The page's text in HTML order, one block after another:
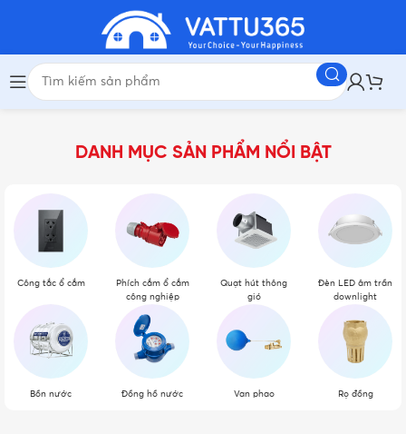
DANH MỤC SẢN PHẨM NỔI BẬT
Công tắc ổ cắm
Phích cắm ổ cắm
công nghiệp
Quạt hút thông
gió
Đèn LED âm trần
downlight
Bồn nước Đồng hồ nước Van phao Rọ đồng